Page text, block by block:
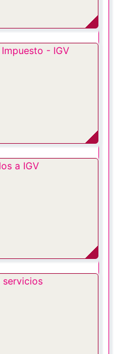
- IGV
a IGV
servicios